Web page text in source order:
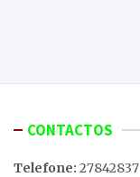
CONTACTOS
Telefone: